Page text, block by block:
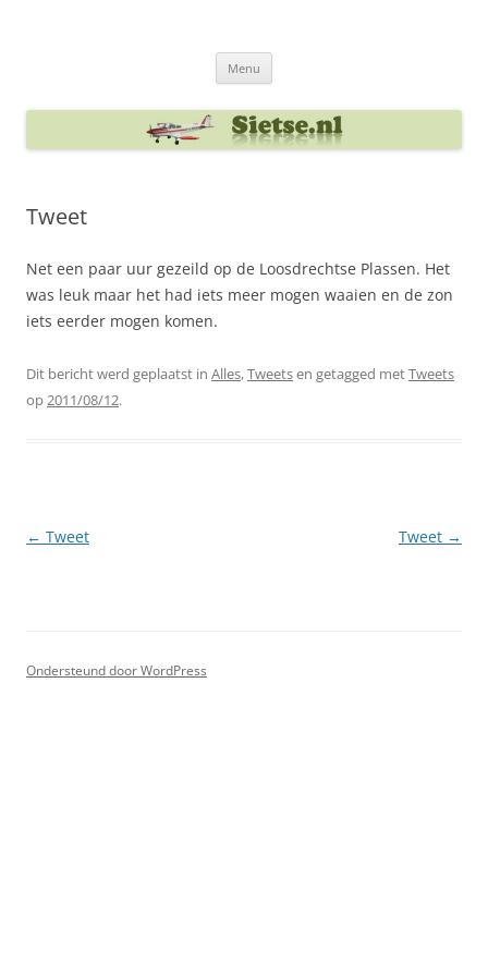
Menu
Tweet
Net een paar uur gezeild op de Loosdrechtse Plassen. Het
was leuk maar het had iets meer mogen waaien en de zon
iets eerder mogen komen.
Dit bericht werd geplaatst in Alles,Tweetsen getagged metTweets
op2011/08/12.
Berichtnavigatie
← Tweet Tweet →
Ondersteund door WordPress